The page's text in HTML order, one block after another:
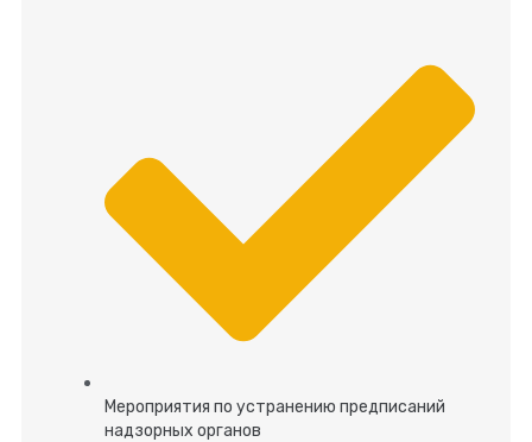
Мероприятия по устранению предписаний
надзорных органов